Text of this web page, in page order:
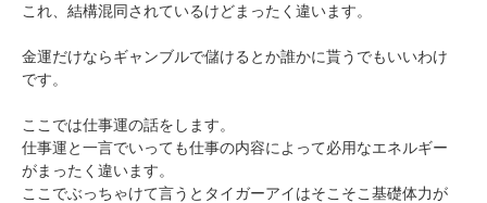
これ、結構混同されているけどまったく違います。
金運だけならギャンブルで儲けるとか誰かに貰うでもいいわけ
です。
ここでは仕事運の話をします。
仕事運と一言でいっても仕事の内容によって必用なエネルギー
がまったく違います。
ここでぶっちゃけて言うとタイガーアイはそこそこ基礎体力が